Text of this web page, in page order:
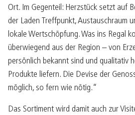
Ort. Im Gegenteil: Herzstück setzt auf
der Laden Treffpunkt, Austauschraum
lokale Wertschöpfung. Was ins Regal
überwiegend aus der Region – von
persönlich bekannt sind und qualitativ
Produkte liefern. Die Devise der
möglich, so fern wie nötig.“
Das Sortiment wird damit auch zur